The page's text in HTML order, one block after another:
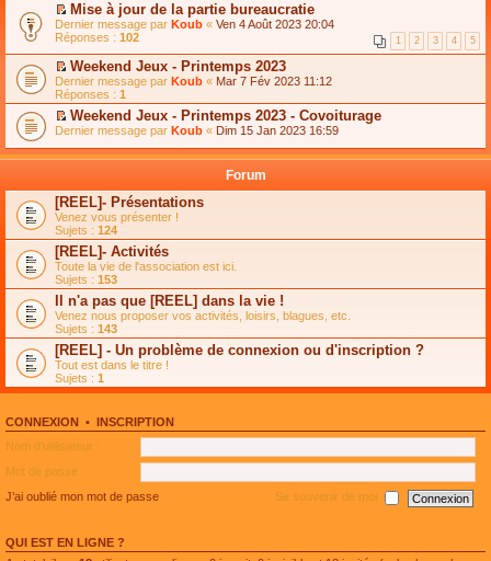
C
o
n
s
u
l
t
e
r
l
e
s
s
a
g
e
n
o
n
l
u
l
e
p
l
u
s
é
c
e
n
t
Mise à jour de la partie bureaucratie
Dernier message par Koub « Ven 4 Août 2023 20:04
Réponses : 102 1 2 3 4 5
C
o
n
s
u
t
l
e
m
e
s
s
a
g
e
n
o
n
l
u
l
e
l
u
s
é
e
Weekend Jeux - Printemps 2023
Dernier message par Koub « Mar 7 Fév 2023 11:12
Réponses : 1
C
n
l
t
e
r
l
e
m
e
s
s
a
g
e
n
o
n
u
l
e
l
s
e
Weekend Jeux - Printemps 2023 - Covoiturage
Dernier message par Koub « Dim 15 Jan 2023 16:59
Forum
[REEL]- Présentations
Venez vous présenter !
Sujets : 124
[REEL]- Activités
Toute la vie de l'association est ici.
Sujets : 153
Il n'a pas que [REEL] dans la vie !
Venez nous proposer vos activités, loisirs, blagues, etc.
Sujets : 143
[REEL] - Un problème de connexion ou d'inscription ?
Tout est dans le titre !
Sujets : 1
CONNEXION • INSCRIPTION
Nom d’utilisateur :
Mot de passe :
J’ai oublié mon mot de passe
Se souvenir de moi
QUI EST EN LIGNE ?